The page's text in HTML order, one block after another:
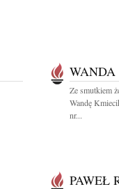
Ze smutkiem
Wandę
nr...
PAWEŁ